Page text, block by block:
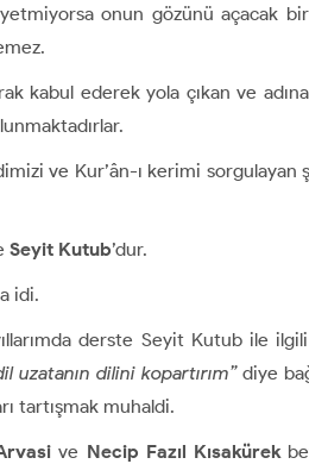
onun gözünü açacak
kabul ederek yola çıkan ve
ve Kur’ân-ı kerimi sorgulayan
Seyit Kutub’dur.
idi.
derste Seyit Kutub ile ilgili
uzatanın dilini kopartırım”diye
tartışmak muhaldi.
ve Necip Fazıl Kısakürek